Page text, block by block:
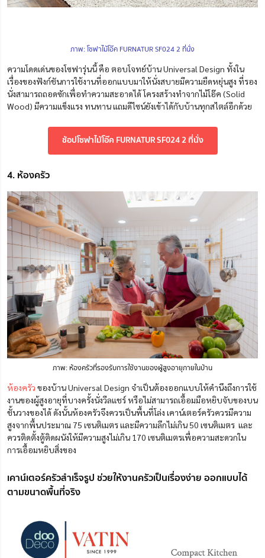
ภาพ: โซฟาไม้โอ๊ค FURNATUR SF024 2 ที่นั่ง
ความโดดเด่นของโซฟารุ่นนี้ คือ ตอบโจทย์บ้าน Universal Design ทั้งใน
เรื่องของฟังก์ชันการใช้งานที่ออกแบบมาให้นั่งสบายมีความยืดหยุ่นสูง ที่รอง
นั่งสามารถถอดซักเพื่อทำความสะอาดได้ โครงสร้างทำจากไม้โอ๊ค (Solid
Wood) มีความแข็งแรง ทนทาน แถมดีไซน์ยังเข้าได้กับบ้านทุกสไตล์อีกด้วย
ช้อปโซฟาไม้โอ๊ค FURNATUR SF024 2 ที่นั่ง
4. ห้องครัว
ภาพ: ห้องครัวที่รองรับการใช้งานของผู้สูงอายุภายในบ้าน
ห้องครัว ของบ้าน Universal Design จำเป็นต้องออกแบบให้คำนึงถึงการใช้
งานของผู้สูงอายุที่บางครั้งนั่งวีลแชร์ หรือไม่สามารถเอื้อมมือหยิบจับของบน
ชั้นวางของได้ ดังนั้นห้องครัวจึงควรเป็นพื้นที่โล่ง เคาน์เตอร์ครัวควรมีความ
สูงจากพื้นประมาณ 75 เซนติเมตร และมีความลึกไม่เกิน 50 เซนติเมตร และ
ควรติดตั้งตู้ติดผนังให้มีความสูงไม่เกิน 170 เซนติเมตรเพื่อความสะดวกใน
การเอื้อมหยิบสิ่งของ
เคาน์เตอร์ครัวสำเร็จรูป ช่วยให้งานครัวเป็นเรื่องง่าย ออกแบบได้
ตามขนาดพื้นที่จริง